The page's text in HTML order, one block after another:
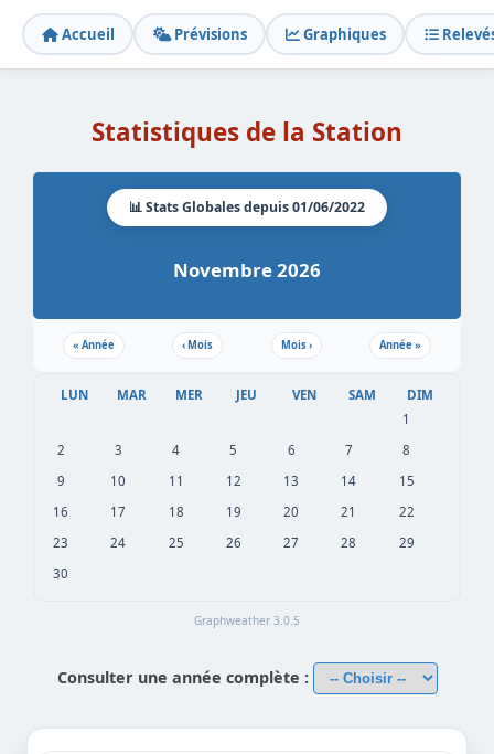
Accueil Prévisions Graphiques
Statistiques de la Station
📊 Stats Globales depuis 01/06/2022
Novembre 2026
« Année ‹Mois Mois› Année»
LUN MAR MER JEU VEN SAM
DIM
1
2
3 4 5 6 7
8
9
10 11 12 13 14
15
16
17 18 19 20 21
22
23
24 25 26 27 28
29
30
Graphweather 3.0.5
Consulter une année complète :